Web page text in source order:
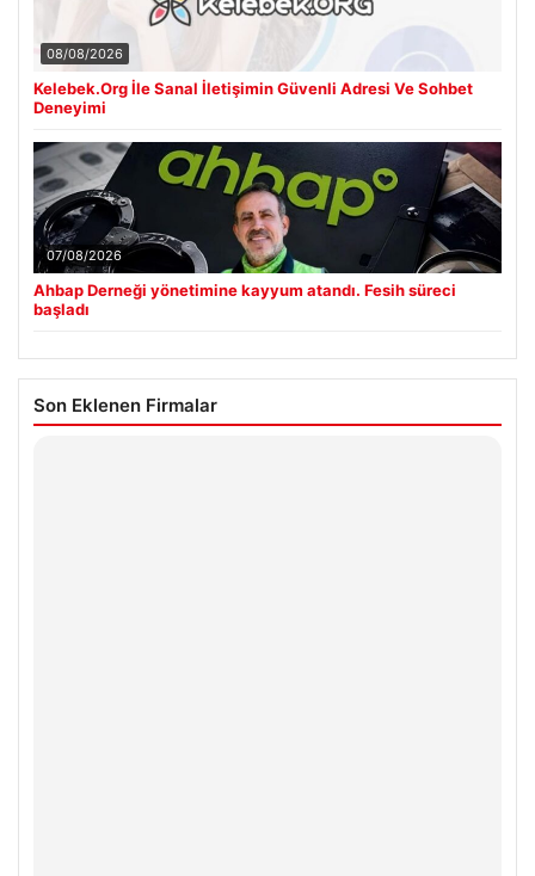
08/08/2026
Kelebek.Org İle Sanal İletişimin Güvenli Adresi Ve Sohbet
Deneyimi
07/08/2026
Ahbap Derneği yönetimine kayyum atandı. Fesih süreci
başladı
Son Eklenen Firmalar